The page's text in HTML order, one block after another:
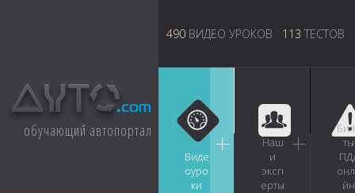
обучающий автопортал
490 ВИДЕО УРОКОВ 113 ТЕСТОВ
Виде
оуро
ки
Наш
и
эксп
ерты
ты
йн